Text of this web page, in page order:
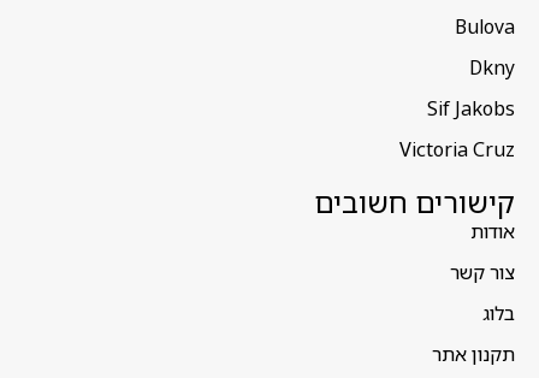
Bulova
Dkny
Sif Jakobs
Victoria Cruz
קישורים חשובים
אודות
צור קשר
בלוג
תקנון אתר